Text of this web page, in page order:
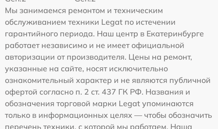
Мы занимаемся ремонтом и техническим
обслуживанием техники Legat по истечении
гарантийного периода. Наш центр в Екатеринбурге
работает независимо и не имеет официальной
авторизации от производителя. Цены на ремонт,
указанные на сайте, носят исключительно
ознакомительный характер и не являются публичной
офертой согласно п. 2 ст. 437 ГК РФ. Названия и
обозначения торговой марки Legat упоминаются
только в информационных целях — чтобы обозначить
перечень техники, с которой мы работаем. Наша